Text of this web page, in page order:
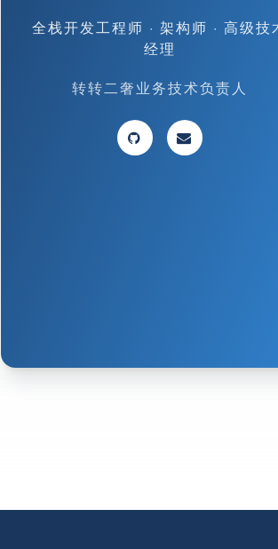
全栈开发工程师 · 架构师 · 高级技
经理
转转二奢业务技术负责人